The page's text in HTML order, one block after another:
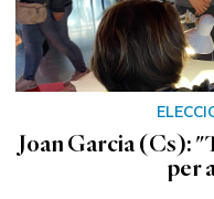
Joan Garcia (Cs):
per